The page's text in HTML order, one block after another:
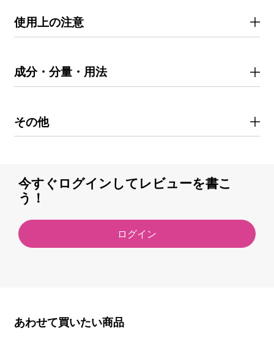
使用上の注意
成分・分量・用法
その他
今すぐログインしてレビューを書こ
う！
ログイン
あわせて買いたい商品